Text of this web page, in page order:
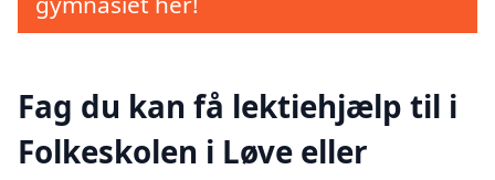
Fag du kan få lektiehjælp til i
Folkeskolen i Løve eller